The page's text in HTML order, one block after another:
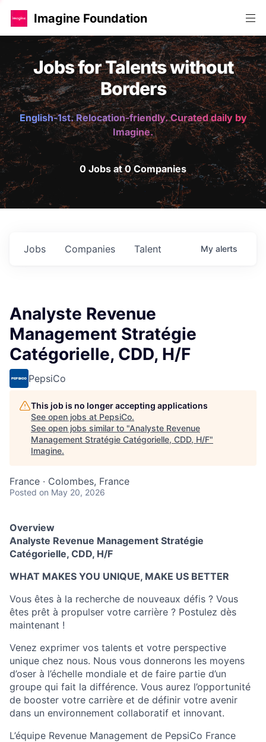
Imagine Foundation
Jobs for Talents without
Borders
English-1st. Relocation-friendly. Curated daily by
Imagine.
0 Jobs at 0 Companies
Jobs Companies Talent My alerts
Analyste Revenue
Management Stratégie
Catégorielle, CDD, H/F
PepsiCo
This job is no longer accepting applications
See open jobs at PepsiCo.
See open jobs similar to "Analyste Revenue
Management Stratégie Catégorielle, CDD, H/F"
Imagine.
France · Colombes, France
Posted on May 20, 2026
Overview
Analyste Revenue Management Stratégie
Catégorielle, CDD, H/F
WHAT MAKES YOU UNIQUE, MAKE US BETTER
Vous êtes à la recherche de nouveaux défis ? Vous
êtes prêt à propulser votre carrière ? Postulez dès
maintenant !
Venez exprimer vos talents et votre perspective
unique chez nous. Nous vous donnerons les moyens
d’oser à l’échelle mondiale et de faire partie d’un
groupe qui fait la différence. Vous aurez l’opportunité
de booster votre carrière et de définir votre avenir
dans un environnement collaboratif et innovant.
L’équipe Revenue Management de PepsiCo France